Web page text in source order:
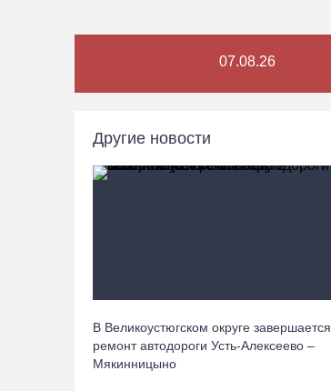
07.08.26
Другие новости
В Великоустюгском округе завершается
ремонт автодороги Усть-Алексеево –
Мякинницыно